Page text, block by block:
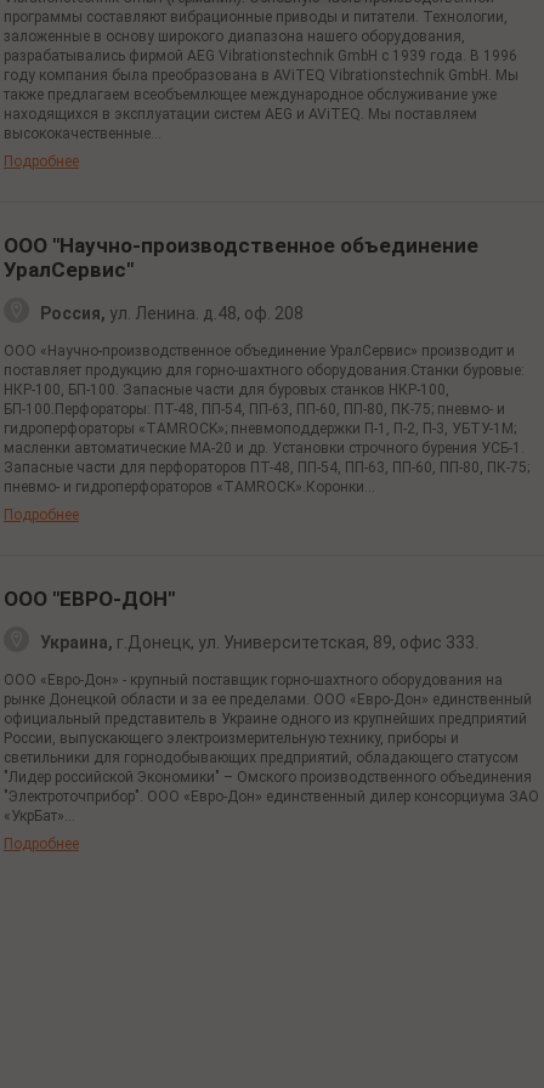
программы составляют вибрационные приводы и питатели. Технологии,
заложенные в основу широкого диапазона нашего оборудования,
разрабатывались фирмой AEG Vibrationstechnik GmbH с 1939 года. В 1996
году компания была преобразована в AViTEQ Vibrationstechnik GmbH. Мы
также предлагаем всеобъемлющее международное обслуживание уже
находящихся в эксплуатации систем AEG и AViTEQ. Мы поставляем
высококачественные...
Подробнее
ООО "Научно-производственное объединение
УралСервис"
Россия, ул. Ленина. д.48, оф. 208
ООО «Научно-производственное объединение УралСервис» производит и
поставляет продукцию для горно-шахтного оборудования.Станки буровые:
НКР-100, БП-100. Запасные части для буровых станков НКР-100,
БП-100.Перфораторы: ПТ-48, ПП-54, ПП-63, ПП-60, ПП-80, ПК-75; пневмо- и
гидроперфораторы «TAMROCK»; пневмоподдержки П-1, П-2, П-3, УБТУ-1М;
масленки автоматические МА-20 и др. Установки строчного бурения УСБ-1.
Запасные части для перфораторов ПТ-48, ПП-54, ПП-63, ПП-60, ПП-80, ПК-75;
пневмо- и гидроперфораторов «TAMROCK».Коронки...
Подробнее
ООО "ЕВРО-ДОН"
Украина, г.Донецк, ул. Университетская, 89, офис 333.
ООО «Евро-Дон» - крупный поставщик горно-шахтного оборудования на
рынке Донецкой области и за ее пределами. ООО «Евро-Дон» единственный
официальный представитель в Украине одного из крупнейших предприятий
России, выпускающего электроизмерительную технику, приборы и
светильники для горнодобывающих предприятий, обладающего статусом
"Лидер российской Экономики" – Омского производственного объединения
"Электроточприбор". ООО «Евро-Дон» единственный дилер консорциума ЗАО
«УкрБат»...
Подробнее